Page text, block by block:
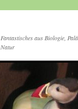
Fantastisches aus Biologie,
Natur